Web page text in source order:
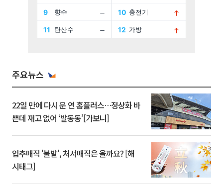
주요뉴스
22일 만에 다시 문 연 홈플러스…정상화 바
쁜데 재고 없어 ‘발동동’[가보니]
입추매직 '불발', 처서매직은 올까요? [해
시태그]